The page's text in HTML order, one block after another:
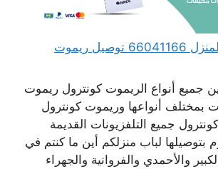
توصيل ريموت للمنزل 66041166 توصيل ريموت
جميع أنواع الريموت كونترول ريموت
بمختلف أنواعها وريموت كونترول
جميع التلفزيونات القديمة
بتوصيلها لباب منزلكم أين ما كنتم في
والأحمدي والفروانية والجهراء